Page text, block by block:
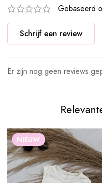
Gebaseerd
Schrijf een review
Er zijn nog geen reviews
NIEUW